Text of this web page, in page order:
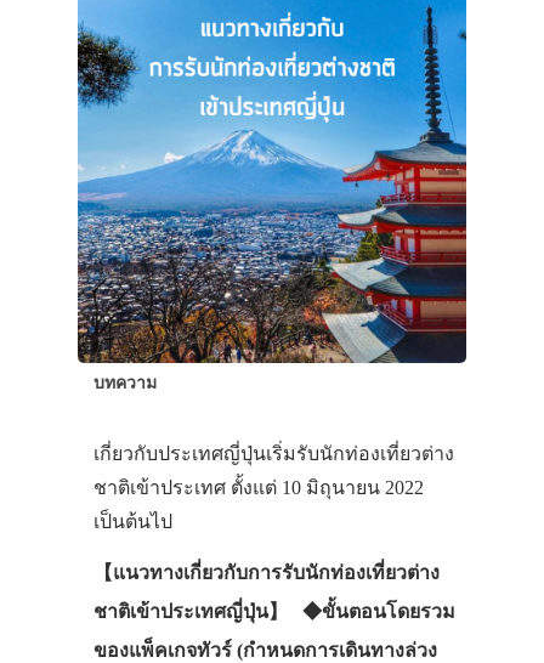
บทความ
เกี่ยวกับประเทศญี่ปุ่นเริ่มรับนักท่องเที่ยวต่าง
ชาติเข้าประเทศ ตั้งแต่ 10 มิถุนายน 2022
เป็นต้นไป
【แนวทางเกี่ยวกับการรับนักท่องเที่ยวต่าง
ชาติเข้าประเทศญี่ปุ่น】 ◆ขั้นตอนโดยรวม
ของแพ็คเกจทัวร์ (กำหนดการเดินทางล่วง